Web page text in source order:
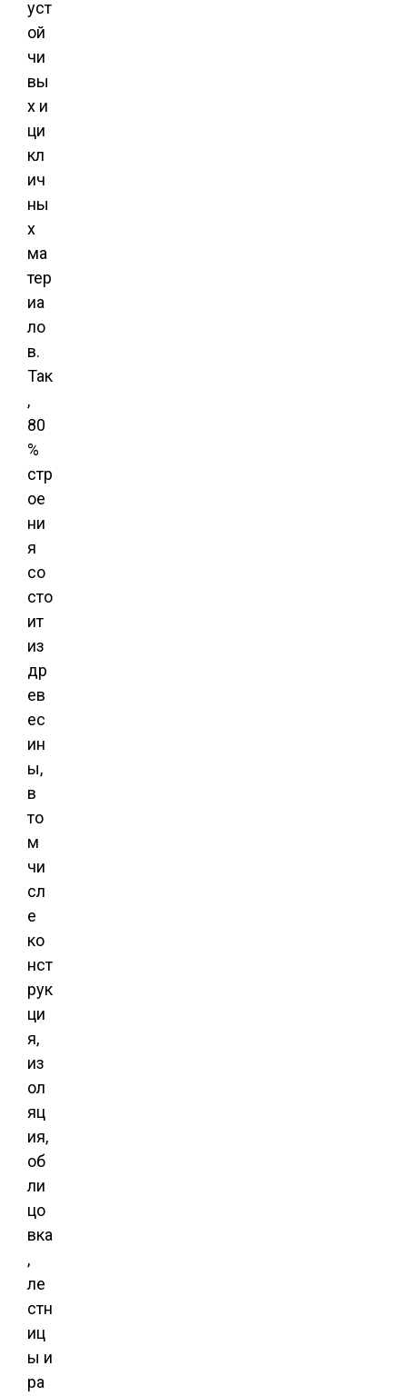
уст
ой
чи
вы
х и
ци
кл
ич
ны
х
ма
тер
иа
ло
в.
Так
,
80
%
стр
ое
ни
я
со
сто
ит
из
др
ев
ес
ин
ы,
в
то
м
чи
сл
е
ко
нст
рук
ци
я,
из
ол
яц
ия,
об
ли
цо
вка
,
ле
стн
иц
ы и
ра